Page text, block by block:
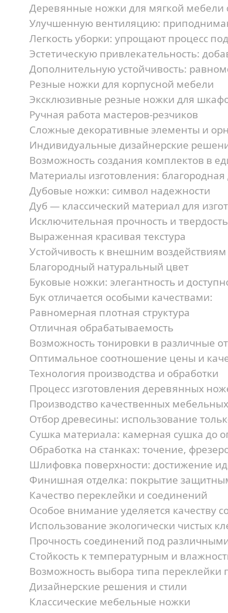
Деревянные ножки для мягкой мебели
Улучшенную вентиляцию:
Легкость уборки: упрощают процесс
Эстетическую привлекательность:
Дополнительную устойчивость:
Резные ножки для корпусной мебели
Эксклюзивные резные ножки для
Ручная работа мастеров-резчиков
Сложные декоративные элементы и
Индивидуальные дизайнерские
Возможность создания комплектов в
Материалы изготовления: благородная
Дубовые ножки: символ надежности
Дуб — классический материал для
Исключительная прочность и твердость
Выраженная красивая текстура
Устойчивость к внешним воздействиям
Благородный натуральный цвет
Буковые ножки: элегантность и
Бук отличается особыми качествами:
Равномерная плотная структура
Отличная обрабатываемость
Возможность тонировки в различные
Оптимальное соотношение цены и
Технология производства и обработки
Процесс изготовления деревянных
Производство качественных
Отбор древесины: использование
Сушка материала: камерная сушка до
Обработка на станках: точение,
Шлифовка поверхности: достижение
Финишная отделка: покрытие
Качество переклейки и соединений
Особое внимание уделяется качеству
Использование экологически чистых
Прочность соединений под
Стойкость к температурным и
Возможность выбора типа переклейки
Дизайнерские решения и стили
Классические мебельные ножки